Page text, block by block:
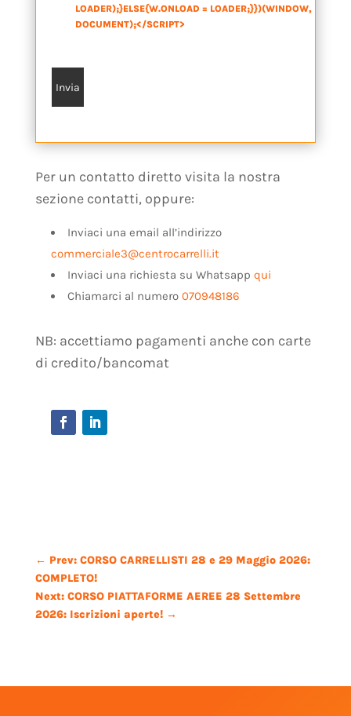
LOADER);}ELSE{W.ONLOAD = LOADER;}})(WINDOW,
DOCUMENT);</SCRIPT>
Per un contatto diretto visita la nostra
sezione contatti, oppure:
Inviaci una email all’indirizzo
commerciale3@centrocarrelli.it
Inviaci una richiesta su Whatsapp qui
Chiamarci al numero 070948186
NB: accettiamo pagamenti anche con carte
di credito/bancomat
← Prev: CORSO CARRELLISTI 28 e 29 Maggio 2026:
COMPLETO!
Next: CORSO PIATTAFORME AEREE 28 Settembre
2026: Iscrizioni aperte!→